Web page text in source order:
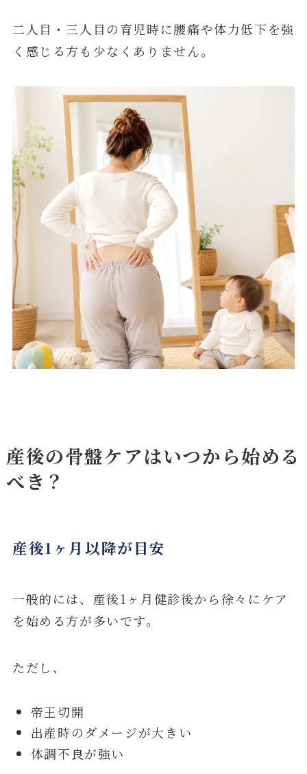
二人目・三人目の育児時に腰痛や体力低下を強
く感じる方も少なくありません。
産後の骨盤ケアはいつから始める
べき？
産後1ヶ月以降が目安
一般的には、産後1ヶ月健診後から徐々にケア
を始める方が多いです。
ただし、
帝王切開
出産時のダメージが大きい
体調不良が強い